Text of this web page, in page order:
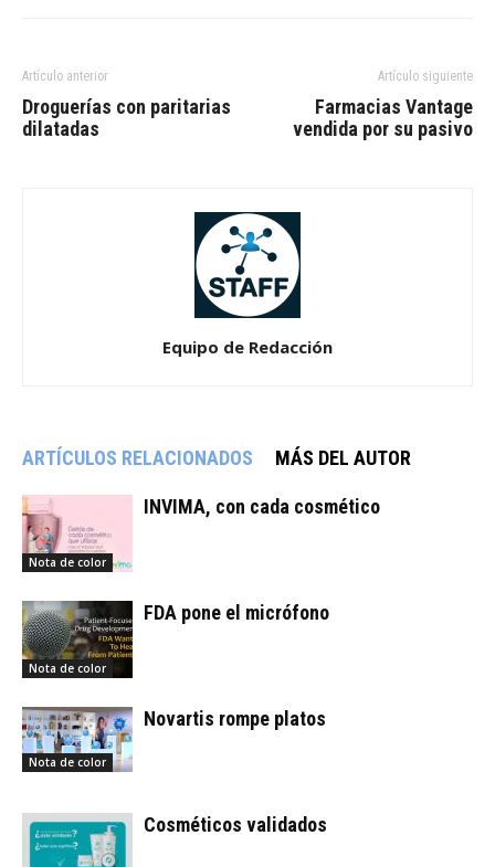
Artículo anterior
Droguerías con paritarias
dilatadas
Artículo siguiente
Farmacias Vantage
vendida por su pasivo
Equipo de Redacción
ARTÍCULOS RELACIONADOS MÁS DEL AUTOR
Nota de color
INVIMA, con cada cosmético
Nota de color
FDA pone el micrófono
Nota de color
Novartis rompe platos
Cosméticos validados